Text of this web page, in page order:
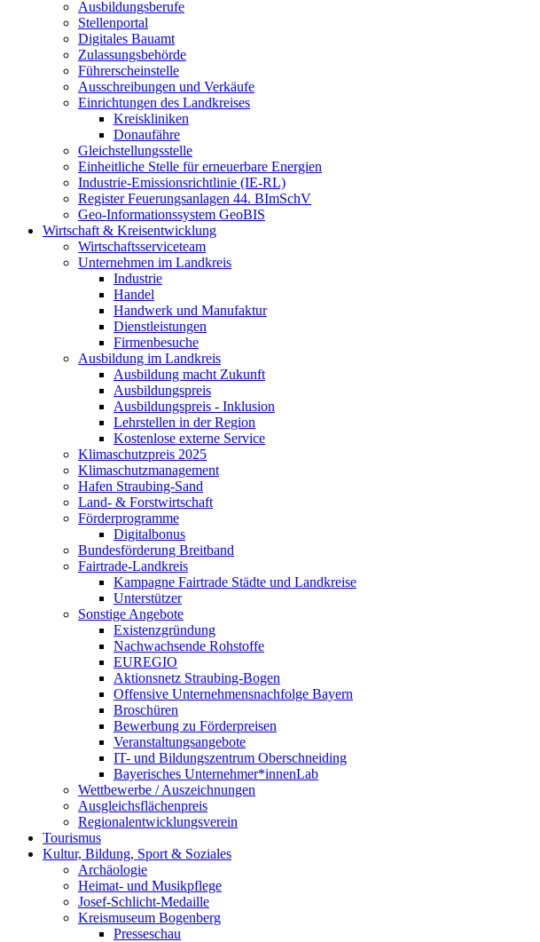
Ausbildungsberufe
Stellenportal
Digitales Bauamt
Zulassungsbehörde
Führerscheinstelle
Ausschreibungen und Verkäufe
Einrichtungen des Landkreises
Kreiskliniken
Donaufähre
Gleichstellungsstelle
Einheitliche Stelle für erneuerbare Energien
Industrie-Emissionsrichtlinie (IE-RL)
Register Feuerungsanlagen 44. BImSchV
Geo-Informationssystem GeoBIS
Wirtschaft & Kreisentwicklung
Wirtschaftsserviceteam
Unternehmen im Landkreis
Industrie
Handel
Handwerk und Manufaktur
Dienstleistungen
Firmenbesuche
Ausbildung im Landkreis
Ausbildung macht Zukunft
Ausbildungspreis
Ausbildungspreis - Inklusion
Lehrstellen in der Region
Kostenlose externe Service
Klimaschutzpreis 2025
Klimaschutzmanagement
Hafen Straubing-Sand
Land- & Forstwirtschaft
Förderprogramme
Digitalbonus
Bundesförderung Breitband
Fairtrade-Landkreis
Kampagne Fairtrade Städte und Landkreise
Unterstützer
Sonstige Angebote
Existenzgründung
Nachwachsende Rohstoffe
EUREGIO
Aktionsnetz Straubing-Bogen
Offensive Unternehmensnachfolge Bayern
Broschüren
Bewerbung zu Förderpreisen
Veranstaltungsangebote
IT- und Bildungszentrum Oberschneiding
Bayerisches Unternehmer*innenLab
Wettbewerbe / Auszeichnungen
Ausgleichsflächenpreis
Regionalentwicklungsverein
Tourismus
Kultur, Bildung, Sport & Soziales
Archäologie
Heimat- und Musikpflege
Josef-Schlicht-Medaille
Kreismuseum Bogenberg
Presseschau